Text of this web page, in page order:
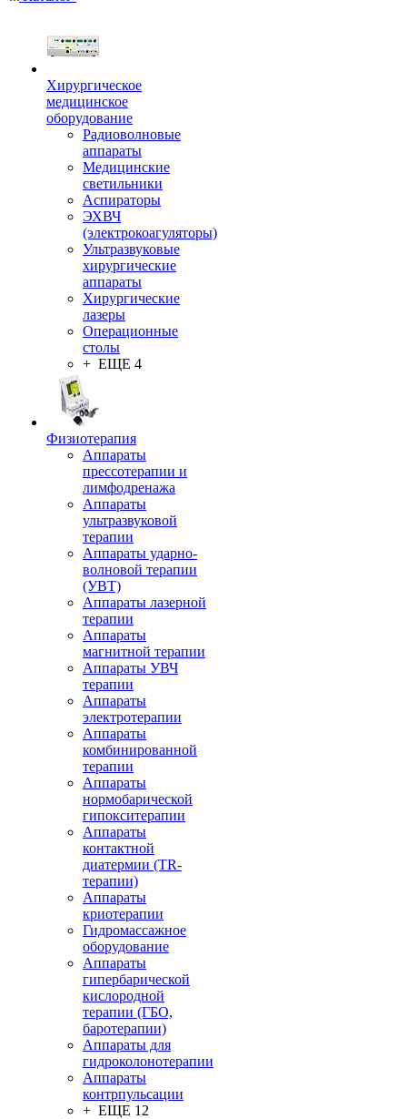
Хирургическое
медицинское
оборудование
Радиоволновые
аппараты
Медицинские
светильники
Аспираторы
ЭХВЧ
(электрокоагуляторы)
Ультразвуковые
хирургические
аппараты
Хирургические
лазеры
Операционные
столы
+ ЕЩЕ 4
Физиотерапия
Аппараты
прессотерапии и
лимфодренажа
Аппараты
ультразвуковой
терапии
Аппараты ударно-
волновой терапии
(УВТ)
Аппараты лазерной
терапии
Аппараты
магнитной терапии
Аппараты УВЧ
терапии
Аппараты
электротерапии
Аппараты
комбинированной
терапии
Аппараты
нормобарической
гипокситерапии
Аппараты
контактной
диатермии (TR-
терапии)
Аппараты
криотерапии
Гидромассажное
оборудование
Аппараты
гипербарической
кислородной
терапии (ГБО,
баротерапии)
Аппараты для
гидроколонотерапии
Аппараты
контрпульсации
+ ЕЩЕ 12